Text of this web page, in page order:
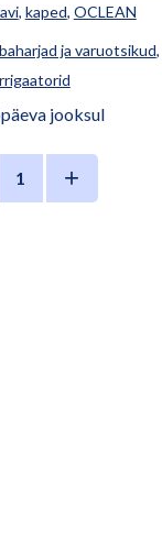
, kaped, OCLEAN
ja varuotsikud,
jooksul
1 +